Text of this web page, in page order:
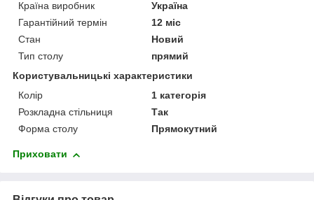
Країна виробник
Україна
Гарантійний термін
12 міс
Стан
Новий
Тип столу
прямий
Користувальницькі характеристики
Колір
1 категорія
Розкладна стільниця
Так
Форма столу
Прямокутний
Приховати